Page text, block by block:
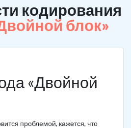
кодирования
блок»
«Двойной
проблемой, кажется, что